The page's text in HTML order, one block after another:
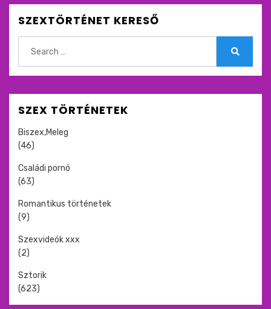
SZEXTÖRTÉNET KERESŐ
for:
SZEX TÖRTÉNETEK
Biszex,Meleg
(46)
Családi pornó
(63)
Romantikus történetek
(9)
Szexvideók xxx
(2)
Sztorik
(623)